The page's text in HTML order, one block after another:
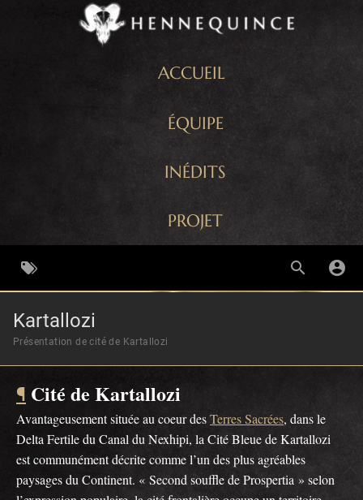
ACCUEIL
ÉQUIPE
INÉDITS
PROJET
Kartallozi
Présentation de cité de Kartallozi
¶ Cité de Kartallozi
Avantageusement située au coeur desTerres Sacrées, dans le
Delta Fertile du Canal du Nexhipi, la Cité Bleue de Kartallozi
est communément décrite comme l’un des plus agréables
paysages du Continent. « Second souffle de Prospertia » selon